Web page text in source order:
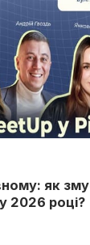
як
2026 році?